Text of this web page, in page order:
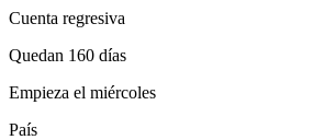
Cuenta regresiva
Quedan 160 días
Empieza el miércoles
País